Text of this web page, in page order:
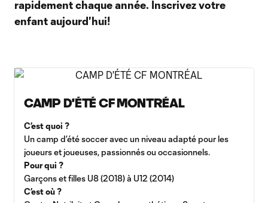
rapidement chaque année. Inscrivez votre
enfant aujourd'hui!
CAMP D'ÉTÉ CF MONTRÉAL
C’est quoi ?
Un camp d’été soccer avec un niveau adapté pour les
joueurs et joueuses, passionnés ou occasionnels.
Pour qui ?
Garçons et filles U8 (2018) à U12 (2014)
C’est où ?